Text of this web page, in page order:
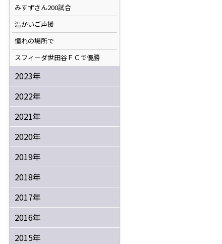
みすずさん200試合
温かいご声援
憧れの場所で
スフィーダ世田谷ＦＣで優勝
2023年
2022年
2021年
2020年
2019年
2018年
2017年
2016年
2015年